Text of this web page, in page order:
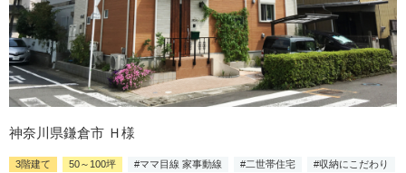
神奈川県鎌倉市 Ｈ様
3階建て 50～100坪 #ママ目線 家事動線 #二世帯住宅
#収納にこだわり